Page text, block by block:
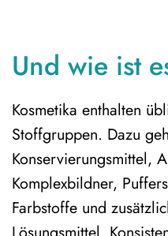
Und wie ist
Kosmetika enthalten
Stoffgruppen. Dazu
Konservierungsmittel,
Komplexbildner,
Farbstoffe und